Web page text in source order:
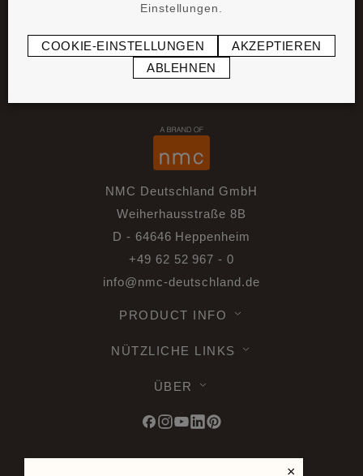
NMC Deutschland GmbH
Weiherhausstraße 8B
D - 64646 Heppenheim
+49 62 52 967 - 0
info@nmc-deutschland.de
PRODUCT INFO
NÜTZLICHE LINKS
ÜBER
Einstellungen.
COOKIE-EINSTELLUNGEN
AKZEPTIEREN
ABLEHNEN
×